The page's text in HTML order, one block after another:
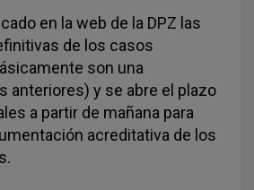
en la web de la DPZ las
de los casos
son una
anteriores) y se abre el plazo
a partir de mañana para
acreditativa de los